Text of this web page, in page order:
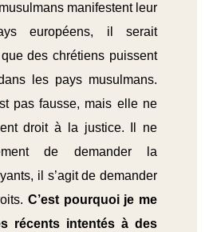
manifestent leur
européens, il serait
des chrétiens puissent
les pays musulmans.
pas fausse, mais elle ne
droit à la justice. Il ne
de demander la
il s’agit de demander
C’est pourquoi je me
récents intentés à des